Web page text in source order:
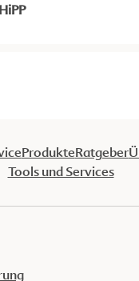
ProdukteRatgeber
Tools und Services